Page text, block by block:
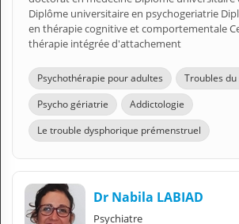
Diplôme universitaire en psychogeriatrie
en thérapie cognitive et comportementale
thérapie intégrée d'attachement
Psychothérapie pour adultes
Troubles
Psycho gériatrie
Addictologie
Le trouble dysphorique prémenstruel
Dr Nabila LABIAD
Psychiatre